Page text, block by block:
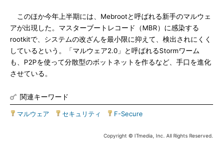
このほか今年上半期には、Mebrootと呼ばれる新手のマルウェ
アが出現した。マスターブートレコード（MBR）に感染する
rootkitで、システムの改ざんを最小限に抑えて、検出されにくく
しているという。「マルウェア2.0」と呼ばれるStormワーム
も、P2Pを使って分散型のボットネットを作るなど、手口を進化
させている。
関連キーワード
マルウェア セキュリティ F-Secure
Copyright © ITmedia, Inc. All Rights Reserved.